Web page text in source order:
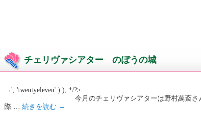
チェリヴァシアター のぼうの城
→', 'twentyeleven' ) ); */?>
今月のチェリヴァシアターは野村萬斎さん主演の
際 … 続きを読む →